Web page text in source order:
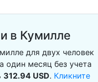
в Кумилле
для двух человек
один месяц без учета
312.94 USD. Кликните